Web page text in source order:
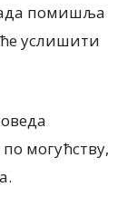
помишља
услишити
могућству,